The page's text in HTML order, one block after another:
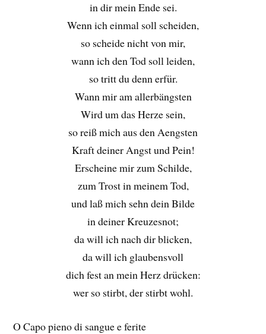
in dir mein Ende sei.
Wenn ich einmal soll scheiden,
so scheide nicht von mir,
wann ich den Tod soll leiden,
so tritt du denn erfür.
Wann mir am allerbängsten
Wird um das Herze sein,
so reiß mich aus den Aengsten
Kraft deiner Angst und Pein!
Erscheine mir zum Schilde,
zum Trost in meinem Tod,
und laß mich sehn dein Bilde
in deiner Kreuzesnot;
da will ich nach dir blicken,
da will ich glaubensvoll
dich fest an mein Herz drücken:
wer so stirbt, der stirbt wohl.
O Capo pieno di sangue e ferite